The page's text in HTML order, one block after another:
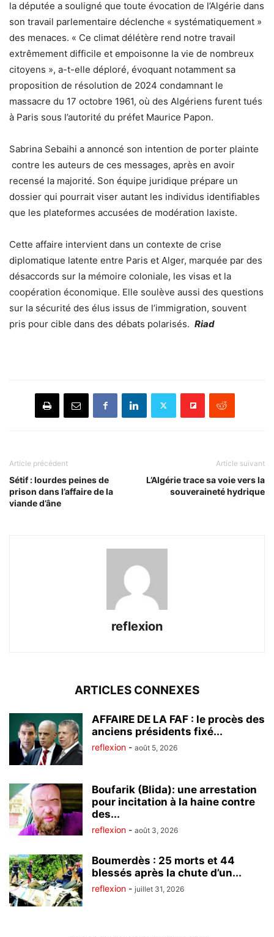
la députée a souligné que toute évocation de l’Algérie dans
son travail parlementaire déclenche « systématiquement »
des menaces. « Ce climat délétère rend notre travail
extrêmement difficile et empoisonne la vie de nombreux
citoyens », a-t-elle déploré, évoquant notamment sa
proposition de résolution de 2024 condamnant le
massacre du 17 octobre 1961, où des Algériens furent tués
à Paris sous l’autorité du préfet Maurice Papon.
Sabrina Sebaihi a annoncé son intention de porter plainte
contre les auteurs de ces messages, après en avoir
recensé la majorité. Son équipe juridique prépare un
dossier qui pourrait viser autant les individus identifiables
que les plateformes accusées de modération laxiste.
Cette affaire intervient dans un contexte de crise
diplomatique latente entre Paris et Alger, marquée par des
désaccords sur la mémoire coloniale, les visas et la
coopération économique. Elle soulève aussi des questions
sur la sécurité des élus issus de l’immigration, souvent
pris pour cible dans des débats polarisés. Riad
Article précédent
Sétif : lourdes peines de
prison dans l’affaire de la
viande d’âne
Article suivant
L’Algérie trace sa voie vers la
souveraineté hydrique
reflexion
ARTICLES CONNEXES
AFFAIRE DE LA FAF : le procès des
anciens présidents fixé...
reflexion - août 5, 2026
Boufarik (Blida): une arrestation
pour incitation à la haine contre
des...
reflexion - août 3, 2026
Boumerdès : 25 morts et 44
blessés après la chute d’un...
reflexion - juillet 31, 2026